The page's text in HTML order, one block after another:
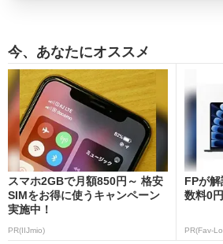
今、あなたにオススメ
スマホ2GBで月額850円～ 格安
SIMをお得に使うキャンペーン
実施中！
PR(IIJmio)
FPが
数料0
PR(Fav-